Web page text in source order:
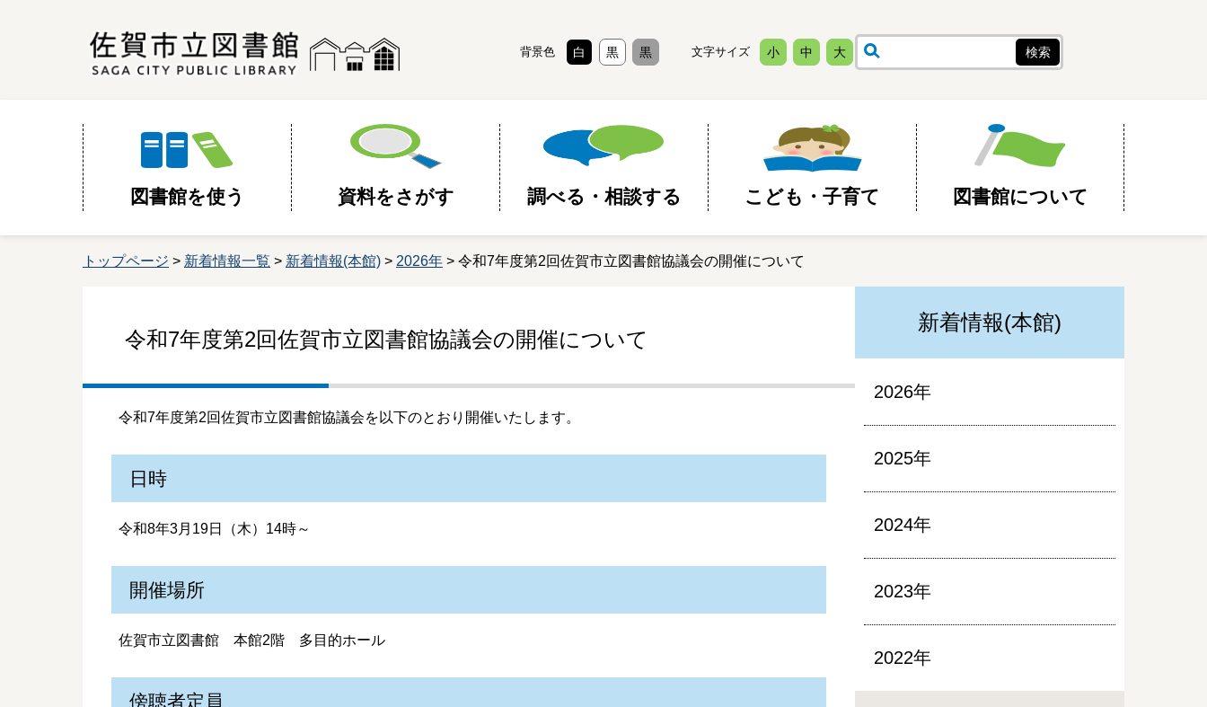
背景色 白 黒 黒 文字サイズ 小 中 大
図書館を使う 資料をさがす 調べる・相談する こども・子育て 図書館について
トップページ > 新着情報一覧 > 新着情報(本館) > 2026年 > 令和7年度第2回佐賀市立図書館協議会の開催について
令和7年度第2回佐賀市立図書館協議会の開催について
令和7年度第2回佐賀市立図書館協議会を以下のとおり開催いたします。
日時
令和8年3月19日（木）14時～
開催場所
佐賀市立図書館 本館2階 多目的ホール
傍聴者定員
新着情報(本館)
2026年
2025年
2024年
2023年
2022年